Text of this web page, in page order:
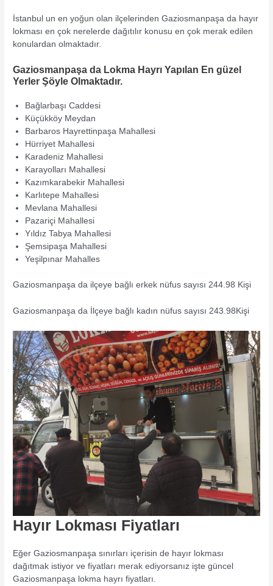
İstanbul un en yoğun olan ilçelerinden Gaziosmanpaşa da hayır
lokması en çok nerelerde dağıtılır konusu en çok merak edilen
konulardan olmaktadır.
Gaziosmanpaşa da Lokma Hayrı Yapılan En güzel
Yerler Şöyle Olmaktadır.
Bağlarbaşı Caddesi
Küçükköy Meydan
Barbaros Hayrettinpaşa Mahallesi
Hürriyet Mahallesi
Karadeniz Mahallesi
Karayolları Mahallesi
Kazımkarabekir Mahallesi
Karlıtepe Mahallesi
Mevlana Mahallesi
Pazariçi Mahallesi
Yıldız Tabya Mahallesi
Şemsipaşa Mahallesi
Yeşilpınar Mahalles
Gaziosmanpaşa da ilçeye bağlı erkek nüfus sayısı 244.98 Kişi
Gaziosmanpaşa da İlçeye bağlı kadın nüfus sayısı 243.98Kişi
Hayır Lokması Fiyatları
Eğer Gaziosmanpaşa sınırları içerisin de hayır lokması
dağıtmak istiyor ve fiyatları merak ediyorsanız işte güncel
Gaziosmanpaşa lokma hayrı fiyatları.